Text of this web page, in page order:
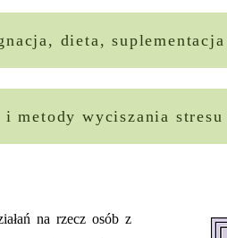
dieta, suplementacja
metody wyciszania stresu
na rzecz osób z